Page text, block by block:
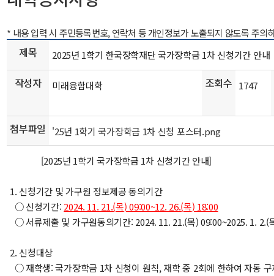
* 내용 입력 시 주민등록번호, 연락처 등 개인정보가 노출되지 않도록 주의
제목 2025년 1학기 한국장학재단 국가장학금 1차 신청기간 안내
작성자 미래융합대학 조회수 1747
첨부파일 '25년 1학기 국가장학금 1차 신청 포스터.png
[2025년 1학기 국가장학금 1차 신청기간 안내]
1. 신청기간 및 가구원 정보제공 동의기간
○ 신청기간: 2024. 11. 21.(목) 09:00~12. 26.(목) 18:00
○ 서류제출 및 가구원동의기간: 2024. 11. 21.(목) 09:00~2025. 1. 2.(
2. 신청대상
○ 재학생: 국가장학금 1차 신청이 원칙, 재학 중 2회에 한하여 자동